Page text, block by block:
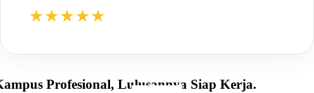
★★★★★
Profesional, Lulusannya Siap Kerja.